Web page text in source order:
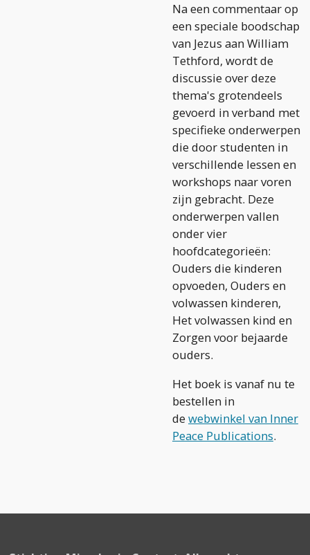
Na een commentaar op
een speciale boodschap
van Jezus aan William
Tethford, wordt de
discussie over deze
thema's grotendeels
gevoerd in verband met
specifieke onderwerpen
die door studenten in
verschillende lessen en
workshops naar voren
zijn gebracht. Deze
onderwerpen vallen
onder vier
hoofdcategorieën:
Ouders die kinderen
opvoeden, Ouders en
volwassen kinderen,
Het volwassen kind en
Zorgen voor bejaarde
ouders.
Het boek is vanaf nu te
bestellen in
dewebwinkel van Inner
Peace Publications.